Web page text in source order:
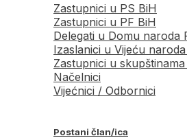
Zastupnici u PS BiH
Zastupnici u PF BiH
Delegati u Domu naroda
Izaslanici u Vijeću naroda
Zastupnici u
Načelnici
Vijećnici / Odbornici
Postani član/ica